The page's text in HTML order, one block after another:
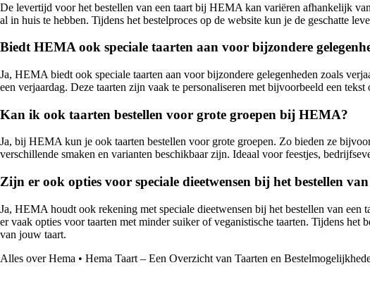
De levertijd voor het bestellen van een taart bij HEMA kan variëren afhankelijk
al in huis te hebben. Tijdens het bestelproces op de website kun je de geschatte
Biedt HEMA ook speciale taarten aan voor bijzondere
Ja, HEMA biedt ook speciale taarten aan voor bijzondere gelegenheden zoals
een verjaardag. Deze taarten zijn vaak te personaliseren met bijvoorbeeld een
Kan ik ook taarten bestellen voor grote groepen bij HEMA?
Ja, bij HEMA kun je ook taarten bestellen voor grote groepen. Zo bieden ze
verschillende smaken en varianten beschikbaar zijn. Ideaal voor feestjes,
Zijn er ook opties voor speciale dieetwensen bij het bestellen
Ja, HEMA houdt ook rekening met speciale dieetwensen bij het bestellen van
er vaak opties voor taarten met minder suiker of veganistische taarten. Tijdens
van jouw taart.
Alles over Hema • Hema Taart – Een Overzicht van Taarten en